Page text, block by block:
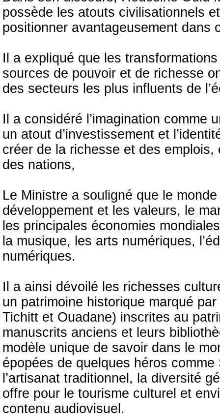
possède les atouts civilisationnels
positionner avantageusement dans
Il a expliqué que les
sources de pouvoir et de richesse
des secteurs les plus influents de
Il a considéré l’imagination comme
un atout d’investissement et
créer de la richesse et des
des nations,
Le Ministre a souligné que le
développement et les valeurs, le
les principales économies
la musique, les arts numériques,
numériques.
Il a ainsi dévoilé les richesses
un patrimoine historique marqué
Tichitt et Ouadane) inscrites au
manuscrits anciens et leurs
modèle unique de savoir dans le
épopées de quelques héros
l’artisanat traditionnel, la diversité
offre pour le tourisme culturel et
contenu audiovisuel.